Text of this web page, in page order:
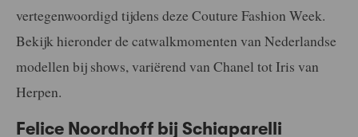
vertegenwoordigd tijdens deze Couture Fashion Week.
Bekijk hieronder de catwalkmomenten van Nederlandse
modellen bij shows, variërend van Chanel tot Iris van
Herpen.
Felice Noordhoff bij Schiaparelli